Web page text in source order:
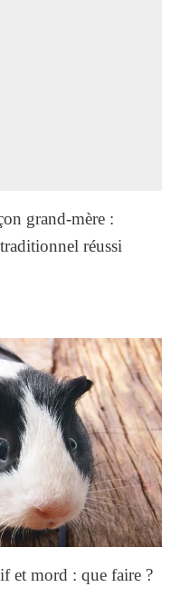
grand-mère :
réussi
et mord : que faire ?